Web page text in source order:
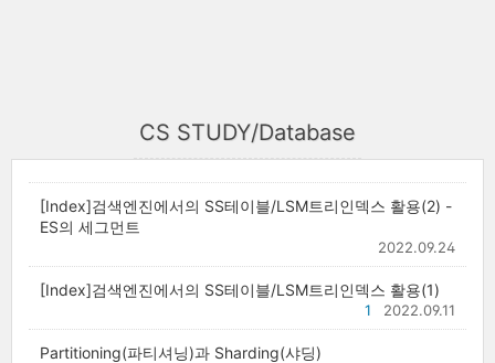
CS STUDY/Database
[Index]검색엔진에서의 SS테이블/LSM트리인덱스 활용(2) -
ES의 세그먼트
2022.09.24
[Index]검색엔진에서의 SS테이블/LSM트리인덱스 활용(1)
2022.09.11
1
Partitioning(파티셔닝)과 Sharding(샤딩)